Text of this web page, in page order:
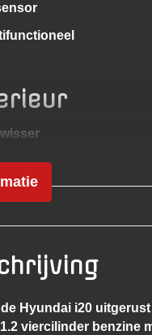
elektrisch
elektrisch verstel-
Hyundai i20
viercilinder benzine